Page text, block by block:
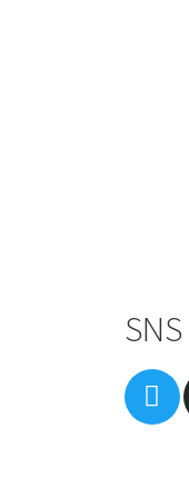
SNS